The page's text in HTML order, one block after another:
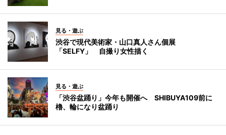
見る・遊ぶ
渋谷で現代美術家・山口真人さん個展
「SELFY」 自撮り女性描く
見る・遊ぶ
「渋谷盆踊り」今年も開催へ SHIBUYA109前に
櫓、輪になり盆踊り